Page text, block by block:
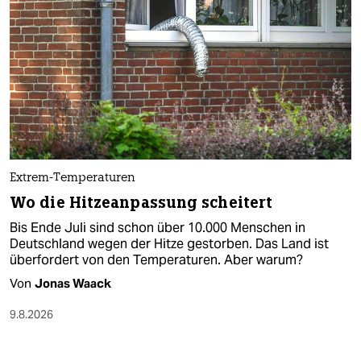
Extrem-Temperaturen
Wo die Hitzeanpassung scheitert
Bis Ende Juli sind schon über 10.000 Menschen in
Deutschland wegen der Hitze gestorben. Das Land ist
überfordert von den Temperaturen. Aber warum?
Von Jonas Waack
9.8.2026